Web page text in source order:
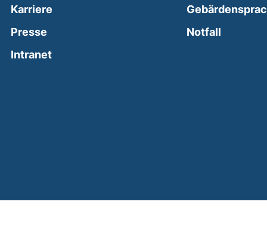
Karriere
Presse
Intranet(external link, opens in a new window)
Notfall